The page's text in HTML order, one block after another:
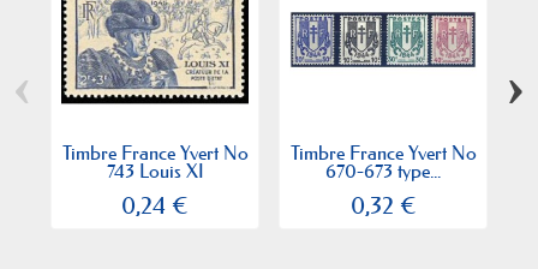
Timbre France Yvert No
743 Louis XI
0,24 €
Timbre France Yvert No
670-673 type...
0,32 €
‹ ›